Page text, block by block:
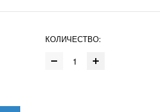
КОЛИЧЕСТВО: